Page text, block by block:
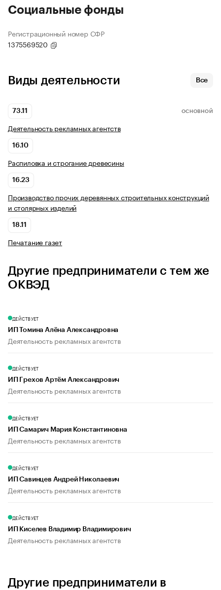
Социальные фонды
Регистрационный номер СФР
1375569520
Виды деятельности Все
73.11 ОСНОВНОЙ
Деятельность рекламных агентств
16.10
Распиловка и строгание древесины
16.23
Производство прочих деревянных строительных конструкций
и столярных изделий
18.11
Печатание газет
Другие предприниматели с тем же
ОКВЭД
ДЕЙСТВУЕТ
ИП Томина Алёна Александровна
Деятельность рекламных агентств
ДЕЙСТВУЕТ
ИП Грехов Артём Александрович
Деятельность рекламных агентств
ДЕЙСТВУЕТ
ИП Самарич Мария Константиновна
Деятельность рекламных агентств
ДЕЙСТВУЕТ
ИП Савинцев Андрей Николаевич
Деятельность рекламных агентств
ДЕЙСТВУЕТ
ИП Киселев Владимир Владимирович
Деятельность рекламных агентств
Другие предприниматели в